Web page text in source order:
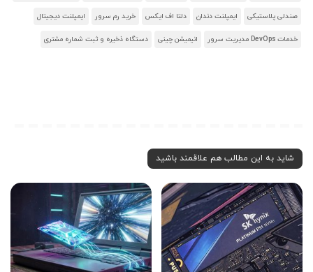
صندلی پلاستیکی ایمپلنت دندان دلتا اف ایکس خرید رم سرور ایمپلنت دیجیتال
خدمات DevOps مدیریت سرور انیمیشن چینی دستگاه ذخیره و ثبت شماره مشتری
شاید به این مطالب هم علاقمند باشید